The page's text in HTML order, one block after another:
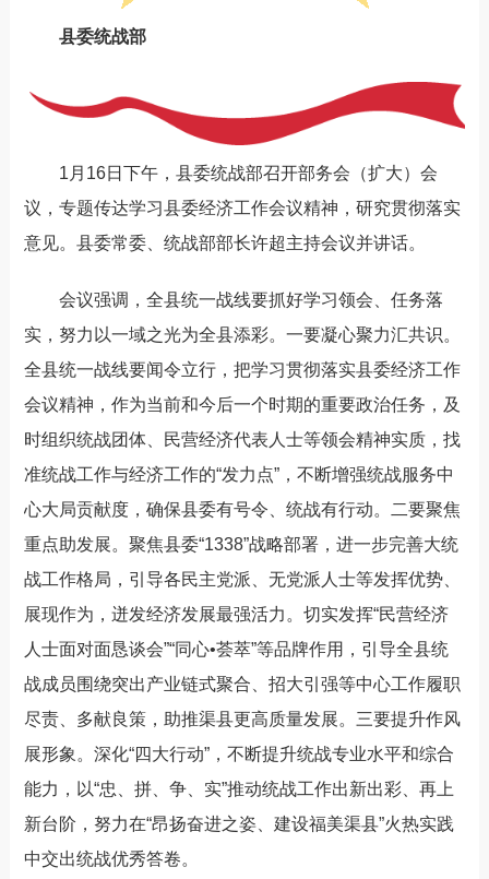
县委统战部
1月16日下午，县委统战部召开部务会（扩大）会
议，专题传达学习县委经济工作会议精神，研究贯彻落实
意见。县委常委、统战部部长许超主持会议并讲话。
会议强调，全县统一战线要抓好学习领会、任务落
实，努力以一域之光为全县添彩。一要凝心聚力汇共识。
全县统一战线要闻令立行，把学习贯彻落实县委经济工作
会议精神，作为当前和今后一个时期的重要政治任务，及
时组织统战团体、民营经济代表人士等领会精神实质，找
准统战工作与经济工作的“发力点”，不断增强统战服务中
心大局贡献度，确保县委有号令、统战有行动。二要聚焦
重点助发展。聚焦县委“1338”战略部署，进一步完善大统
战工作格局，引导各民主党派、无党派人士等发挥优势、
展现作为，迸发经济发展最强活力。切实发挥“民营经济
人士面对面恳谈会”“同心•荟萃”等品牌作用，引导全县统
战成员围绕突出产业链式聚合、招大引强等中心工作履职
尽责、多献良策，助推渠县更高质量发展。三要提升作风
展形象。深化“四大行动”，不断提升统战专业水平和综合
能力，以“忠、拼、争、实”推动统战工作出新出彩、再上
新台阶，努力在“昂扬奋进之姿、建设福美渠县”火热实践
中交出统战优秀答卷。